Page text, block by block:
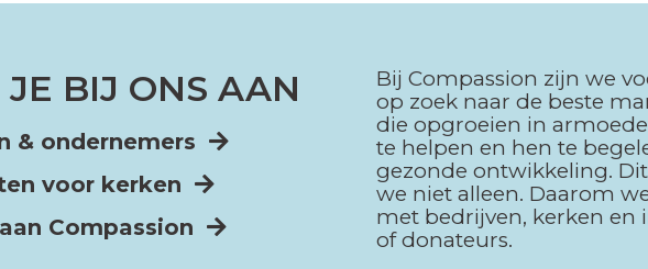
JE BIJ ONS AAN
& ondernemers
voor kerken
Compassion
Bij Compassion zijn we
op zoek naar de beste
die opgroeien in armoede
te helpen en hen te
gezonde ontwikkeling.
we niet alleen. Daarom
met bedrijven, kerken en
of donateurs.